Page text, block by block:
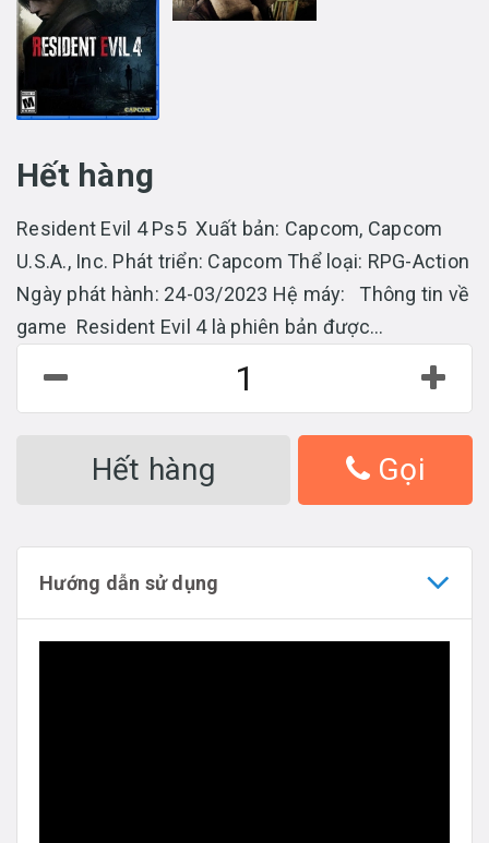
Hết hàng
Resident Evil 4 Ps5 Xuất bản: Capcom, Capcom
U.S.A., Inc. Phát triển: Capcom Thể loại: RPG-Action
Ngày phát hành: 24-03/2023 Hệ máy: Thông tin về
game Resident Evil 4 là phiên bản được...
Hết hàng Gọi
Hướng dẫn sử dụng